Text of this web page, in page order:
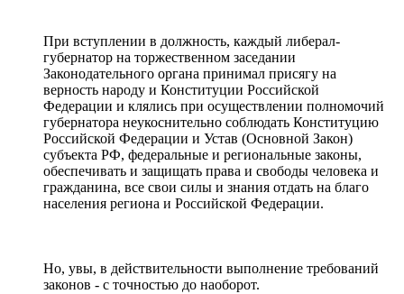
При вступлении в должность, каждый либерал-
губернатор на торжественном заседании
Законодательного органа принимал присягу на
верность народу и Конституции Российской
Федерации и клялись при осуществлении полномочий
губернатора неукоснительно соблюдать Конституцию
Российской Федерации и Устав (Основной Закон)
субъекта РФ, федеральные и региональные законы,
обеспечивать и защищать права и свободы человека и
гражданина, все свои силы и знания отдать на благо
населения региона и Российской Федерации.
Но, увы, в действительности выполнение требований
законов - с точностью до наоборот.